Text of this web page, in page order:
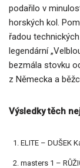
podařilo v
horských kol.
řadou
legendární
bezmála stovku
z Německa a
Výsledky těch
ELITE – DUŠEK
masters 1 –